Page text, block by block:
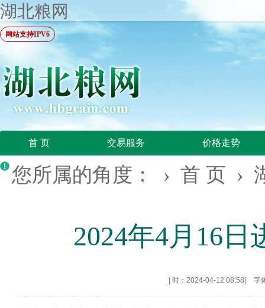
湖北粮网
网站支持IPV6
首 页 交易服务 价格走势
您所属的角度： › 首 页 ›
2024年4月16
时：2024-04-12 08:58 字